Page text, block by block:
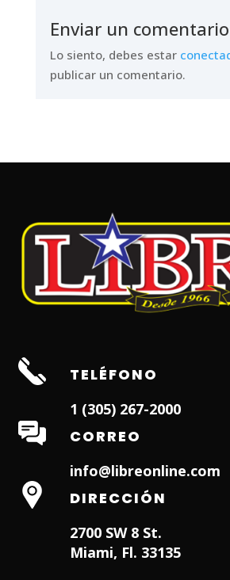
Enviar un comentario
Lo siento, debes estar
publicar un comentario.
TELÉFONO
1 (305) 267-2000
CORREO
info@libreonline.com
DIRECCIÓN
2700 SW 8 St.
Miami, Fl. 33135